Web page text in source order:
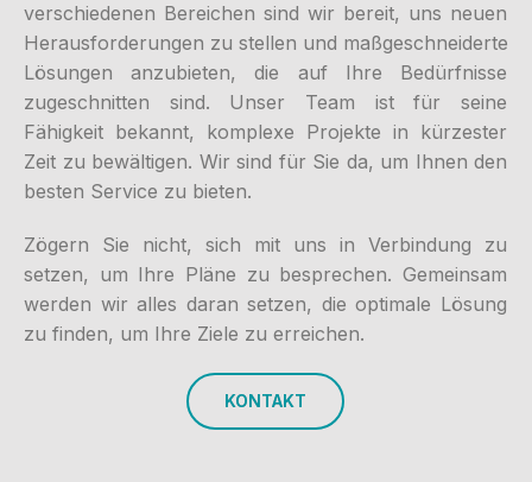
verschiedenen Bereichen sind wir bereit, uns neuen
Herausforderungen zu stellen und maßgeschneiderte
Lösungen anzubieten, die auf Ihre Bedürfnisse
zugeschnitten sind. Unser Team ist für seine
Fähigkeit bekannt, komplexe Projekte in kürzester
Zeit zu bewältigen. Wir sind für Sie da, um Ihnen den
besten Service zu bieten.
Zögern Sie nicht, sich mit uns in Verbindung zu
setzen, um Ihre Pläne zu besprechen. Gemeinsam
werden wir alles daran setzen, die optimale Lösung
zu finden, um Ihre Ziele zu erreichen.
KONTAKT